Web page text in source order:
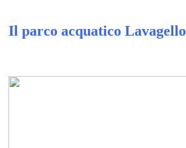
Il parco acquatico Lavagello